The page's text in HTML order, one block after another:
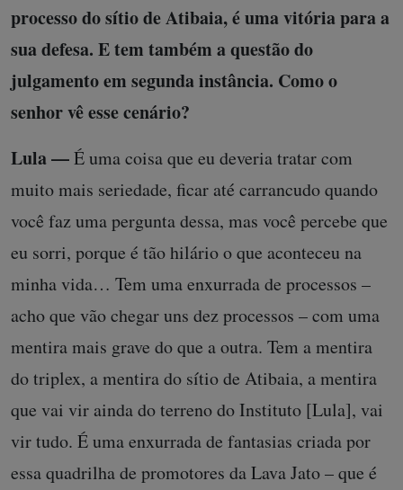
processo do sítio de Atibaia, é uma vitória para a
sua defesa. E tem também a questão do
julgamento em segunda instância. Como o
senhor vê esse cenário?
Lula —É uma coisa que eu deveria tratar com
muito mais seriedade, ficar até carrancudo quando
você faz uma pergunta dessa, mas você percebe que
eu sorri, porque é tão hilário o que aconteceu na
minha vida… Tem uma enxurrada de processos –
acho que vão chegar uns dez processos – com uma
mentira mais grave do que a outra. Tem a mentira
do triplex, a mentira do sítio de Atibaia, a mentira
que vai vir ainda do terreno do Instituto [Lula], vai
vir tudo. É uma enxurrada de fantasias criada por
essa quadrilha de promotores da Lava Jato – que é